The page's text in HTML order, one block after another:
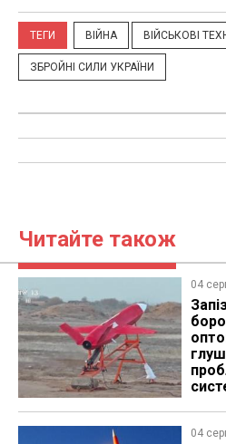
ТЕГИ ВІЙНА ВІЙСЬКОВІ
ЗБРОЙНІ СИЛИ УКРАЇНИ
Читайте також
04
04